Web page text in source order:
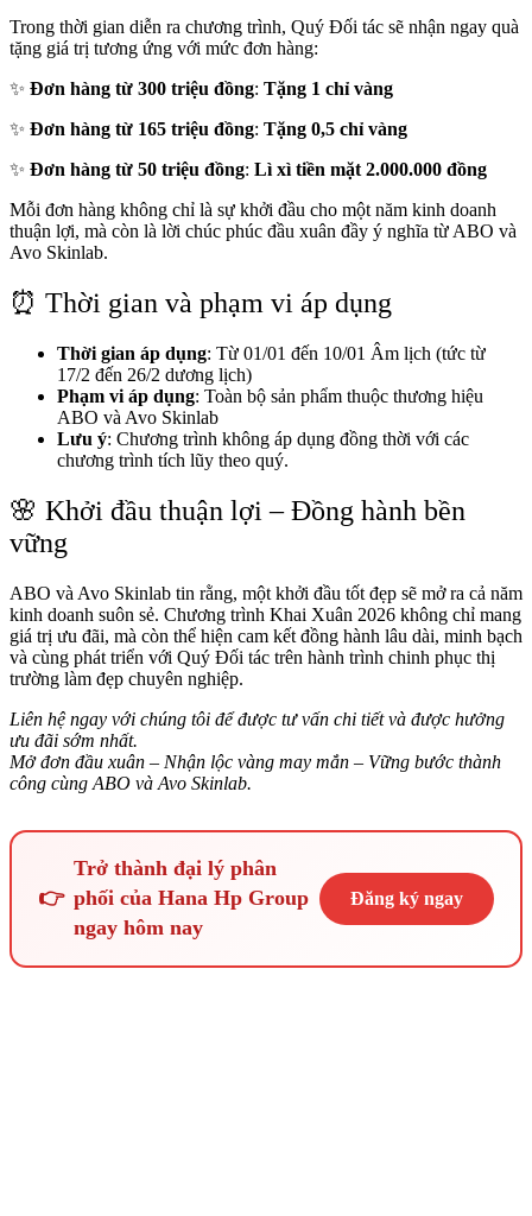
Trong thời gian diễn ra chương trình, Quý Đối tác sẽ nhận ngay quà
tặng giá trị tương ứng với mức đơn hàng:
✨ Đơn hàng từ 300 triệu đồng: Tặng 1 chỉ vàng
✨ Đơn hàng từ 165 triệu đồng: Tặng 0,5 chỉ vàng
✨ Đơn hàng từ 50 triệu đồng: Lì xì tiền mặt 2.000.000 đồng
Mỗi đơn hàng không chỉ là sự khởi đầu cho một năm kinh doanh
thuận lợi, mà còn là lời chúc phúc đầu xuân đầy ý nghĩa từ ABO và
Avo Skinlab.
⏰ Thời gian và phạm vi áp dụng
Thời gian áp dụng: Từ 01/01 đến 10/01 Âm lịch (tức từ
17/2 đến 26/2 dương lịch)
Phạm vi áp dụng: Toàn bộ sản phẩm thuộc thương hiệu
ABO và Avo Skinlab
Lưu ý: Chương trình không áp dụng đồng thời với các
chương trình tích lũy theo quý.
🌸 Khởi đầu thuận lợi – Đồng hành bền
vững
ABO và Avo Skinlab tin rằng, một khởi đầu tốt đẹp sẽ mở ra cả năm
kinh doanh suôn sẻ. Chương trình Khai Xuân 2026 không chỉ mang
giá trị ưu đãi, mà còn thể hiện cam kết đồng hành lâu dài, minh bạch
và cùng phát triển với Quý Đối tác trên hành trình chinh phục thị
trường làm đẹp chuyên nghiệp.
Liên hệ ngay với chúng tôi để được tư vấn chi tiết và được hưởng
ưu đãi sớm nhất.
Mở đơn đầu xuân – Nhận lộc vàng may mắn – Vững bước thành
công cùng ABO và Avo Skinlab.
👉
Trở thành đại lý phân
phối của Hana Hp Group
ngay hôm nay
Đăng ký ngay